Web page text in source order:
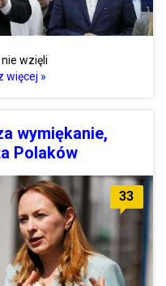
wzięli
więcej »
wymiękanie,
Polaków
33